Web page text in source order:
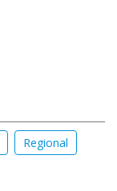
Regional